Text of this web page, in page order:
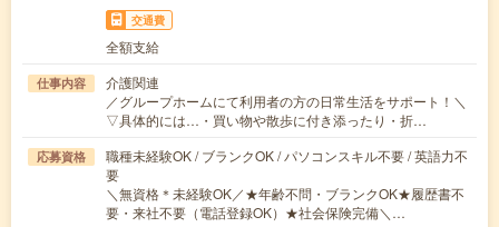
交通費
全額支給
仕事内容
介護関連
／グループホームにて利用者の方の日常生活をサポート！＼
▽具体的には…・買い物や散歩に付き添ったり・折…
応募資格
職種未経験OK / ブランクOK / パソコンスキル不要 / 英語力不
要
＼無資格＊未経験OK／★年齢不問・ブランクOK★履歴書不
要・来社不要（電話登録OK）★社会保険完備＼…